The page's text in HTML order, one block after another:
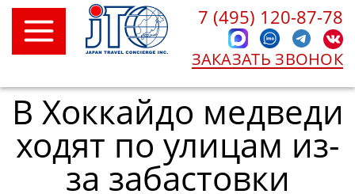
7 (495) 120-87-78
ЗАКАЗАТЬ ЗВОНОК
В Хоккайдо медведи
ходят по улицам из-
за забастовки